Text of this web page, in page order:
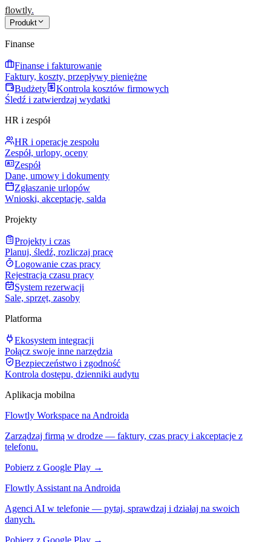
flowtly.
Produkt
Finanse
Finanse i fakturowanie
Faktury, koszty, przepływy pieniężne
Budżety
Kontrola kosztów firmowych
Śledź i zatwierdzaj wydatki
HR i zespół
HR i operacje zespołu
Zespół, urlopy, oceny
Zespół
Dane, umowy i dokumenty
Zgłaszanie urlopów
Wnioski, akceptacje, salda
Projekty
Projekty i czas
Planuj, śledź, rozliczaj pracę
Logowanie czas pracy
Rejestracja czasu pracy
System rezerwacji
Sale, sprzęt, zasoby
Platforma
Ekosystem integracji
Połącz swoje inne narzędzia
Bezpieczeństwo i zgodność
Kontrola dostępu, dzienniki audytu
Aplikacja mobilna
Flowtly Workspace na Androida
Zarządzaj firmą w drodze — faktury, czas pracy i akceptacje z
telefonu.
Pobierz z Google Play →
Flowtly Assistant na Androida
Agenci AI w telefonie — pytaj, sprawdzaj i działaj na swoich
danych.